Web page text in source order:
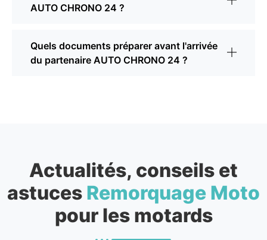
AUTO CHRONO 24 ?
Quels documents préparer avant l'arrivée
du partenaire AUTO CHRONO 24 ?
Actualités, conseils et
astuces Remorquage Moto
pour les motards